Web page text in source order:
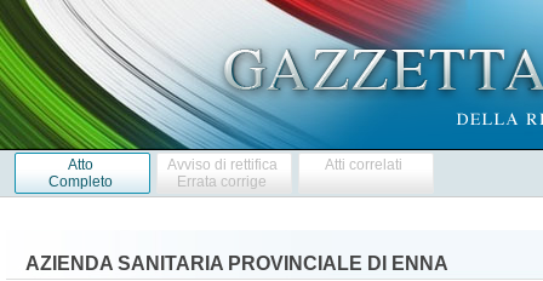
Atto
Completo
Avviso di rettifica
Errata corrige
Atti correlati
AZIENDA SANITARIA PROVINCIALE DI ENNA